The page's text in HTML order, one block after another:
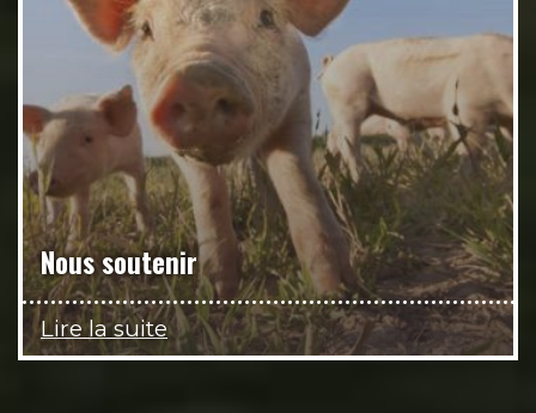
Nous soutenir
Lire la suite